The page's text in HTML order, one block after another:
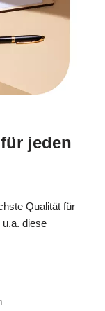
jeden
Qualität für
diese